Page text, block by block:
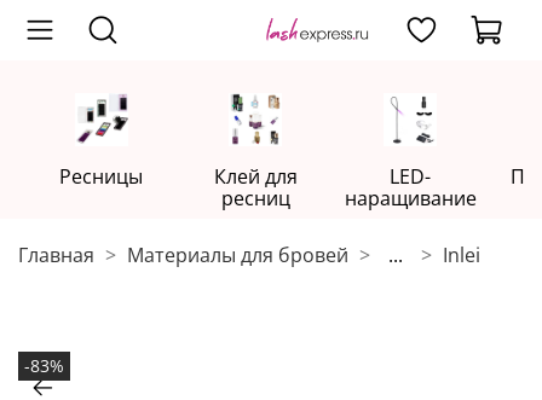
Ресницы
Клей для
ресниц
LED-
наращивание
Главная Материалы для бровей ... Inlei
-83%